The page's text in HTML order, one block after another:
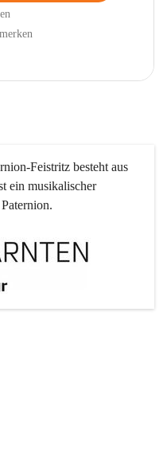
-Feistritz besteht aus
ein musikalischer
Paternion.